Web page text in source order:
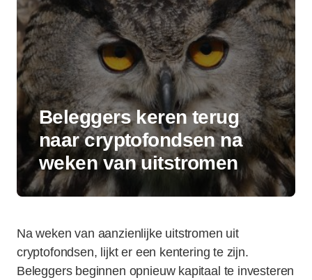
Beleggers keren terug
naar cryptofondsen na
weken van uitstromen
Na weken van aanzienlijke uitstromen uit
cryptofondsen, lijkt er een kentering te zijn.
Beleggers beginnen opnieuw kapitaal te investeren